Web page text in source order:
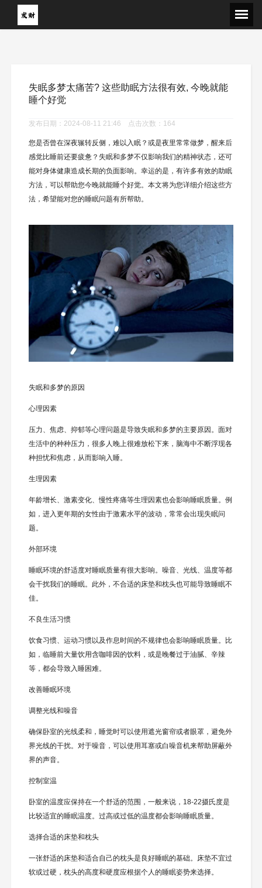
失眠多梦太痛苦? 这些助眠方法很有效, 今晚就能
睡个好觉
发布日期：2024-08-11 21:46 点击次数：164
您是否曾在深夜辗转反侧，难以入眠？或是夜里常常做梦，醒来后
感觉比睡前还要疲惫？失眠和多梦不仅影响我们的精神状态，还可
能对身体健康造成长期的负面影响。幸运的是，有许多有效的助眠
方法，可以帮助您今晚就能睡个好觉。本文将为您详细介绍这些方
法，希望能对您的睡眠问题有所帮助。
失眠和多梦的原因
心理因素
压力、焦虑、抑郁等心理问题是导致失眠和多梦的主要原因。面对
生活中的种种压力，很多人晚上很难放松下来，脑海中不断浮现各
种担忧和焦虑，从而影响入睡。
生理因素
年龄增长、激素变化、慢性疼痛等生理因素也会影响睡眠质量。例
如，进入更年期的女性由于激素水平的波动，常常会出现失眠问
题。
外部环境
睡眠环境的舒适度对睡眠质量有很大影响。噪音、光线、温度等都
会干扰我们的睡眠。此外，不合适的床垫和枕头也可能导致睡眠不
佳。
不良生活习惯
饮食习惯、运动习惯以及作息时间的不规律也会影响睡眠质量。比
如，临睡前大量饮用含咖啡因的饮料，或是晚餐过于油腻、辛辣
等，都会导致入睡困难。
改善睡眠环境
调整光线和噪音
确保卧室的光线柔和，睡觉时可以使用遮光窗帘或者眼罩，避免外
界光线的干扰。对于噪音，可以使用耳塞或白噪音机来帮助屏蔽外
界的声音。
控制室温
卧室的温度应保持在一个舒适的范围，一般来说，18-22摄氏度是
比较适宜的睡眠温度。过高或过低的温度都会影响睡眠质量。
选择合适的床垫和枕头
一张舒适的床垫和适合自己的枕头是良好睡眠的基础。床垫不宜过
软或过硬，枕头的高度和硬度应根据个人的睡眠姿势来选择。